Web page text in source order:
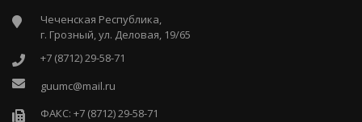
Чеченская Республика,
г. Грозный, ул. Деловая, 19/65
+7 (8712) 29-58-71
guumc@mail.ru
ФАКС: +7 (8712) 29-58-71